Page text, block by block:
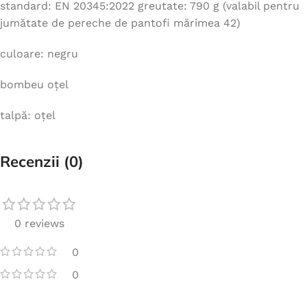
standard: EN 20345:2022 greutate: 790 g (valabil pentru
jumătate de pereche de pantofi mărimea 42)
culoare: negru
bombeu oțel
talpă: oțel
Recenzii (0)
0 reviews
0
0